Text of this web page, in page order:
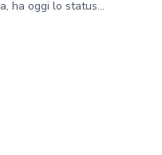
ha oggi lo status...